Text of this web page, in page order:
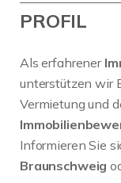
PROFIL
Als erfahrener
unterstützen wir
Vermietung und
Informieren Sie
Braunschweig